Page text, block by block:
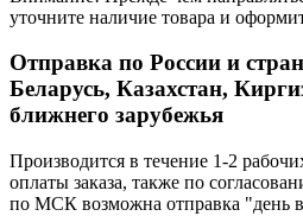
уточните наличие товара и
Отправка по России и
Беларусь, Казахстан,
ближнего зарубежья
Производится в течение 1-2
оплаты заказа, также по
по МСК возможна отправка "день